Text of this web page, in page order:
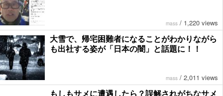
mass / 1,220 views
大雪で、帰宅困難者になることがわかりながら
も出社する姿が「日本の闇」と話題に！！
mass / 2,011 views
もしもサメに遭遇したら？誤解されがちなサメ